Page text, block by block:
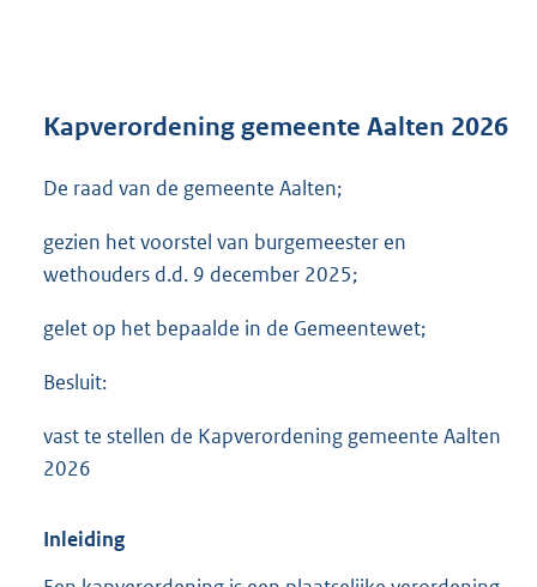
r
t
e
:
4
Kapverordening gemeente Aalten 2026
De raad van de gemeente Aalten;
gezien het voorstel van burgemeester en
wethouders d.d. 9 december 2025;
gelet op het bepaalde in de Gemeentewet;
Besluit:
vast te stellen de Kapverordening gemeente Aalten
2026
Inleiding